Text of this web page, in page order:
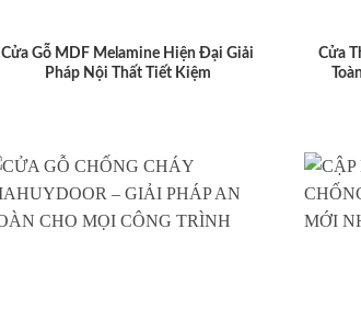
Cửa Gỗ MDF Melamine Hiện Đại Giải
Pháp Nội Thất Tiết Kiệm
Cửa